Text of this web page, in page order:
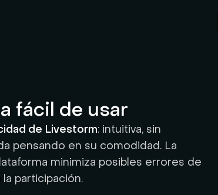
fácil de usar
de Livestorm: intuitiva, sin
pensando en su comodidad. La
minimiza posibles errores de
participación.